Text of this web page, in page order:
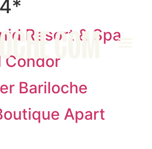
Resort & Spa
Condor
Bariloche
Apart